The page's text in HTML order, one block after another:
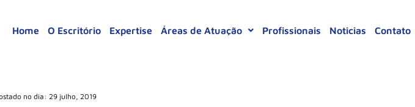
Home O Escritório Expertise Áreas de Atuação Profissionais Noticias Contato
no dia: 29 julho, 2019